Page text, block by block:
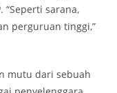
“Seperti sarana,
perguruan tinggi,”
mutu dari sebuah